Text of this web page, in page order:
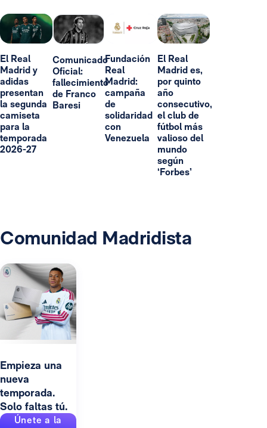
El Real
Madrid y
adidas
presentan
la segunda
camiseta
para la
temporada
2026-27
Comunicado
Oficial:
fallecimiento
de Franco
Baresi
Fundación
Real
Madrid:
campaña
de
solidaridad
con
Venezuela
El Real
Madrid es,
por quinto
año
consecutivo,
el club de
fútbol más
valioso del
mundo
según
‘Forbes’
Comunidad Madridista
Empieza una
nueva
temporada.
Solo faltas tú.
Únete a la